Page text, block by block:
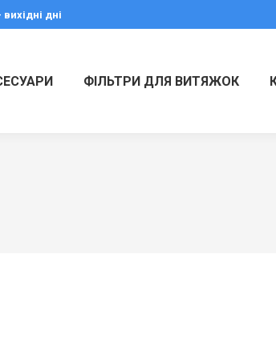
дні
ФІЛЬТРИ ДЛЯ ВИТЯЖОК